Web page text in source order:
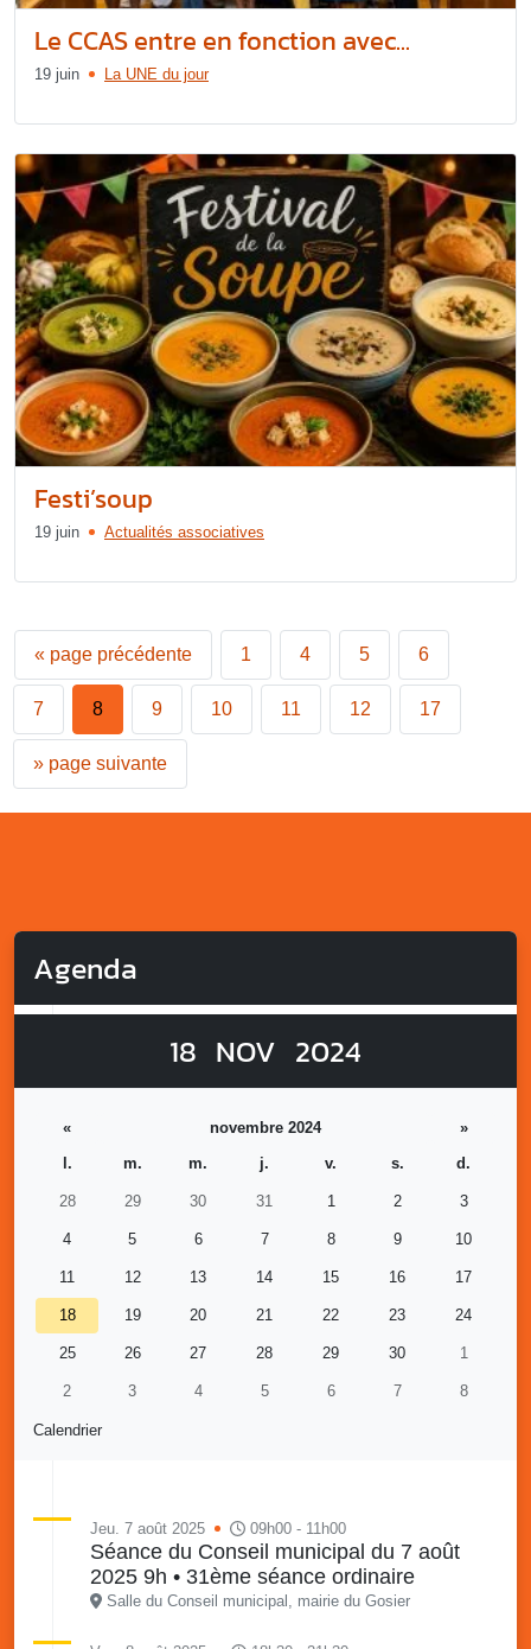
Le CCAS entre en fonction avec...
19 juin La UNE du jour
Festi’soup
19 juin Actualités associatives
« page précédente 1 4 5 6
7 8 9 10 11 12 17
» page suivante
Agenda
18 NOV 2024
Calendrier
« novembre 2024
»
l.
m. m. j. v. s. d.
28 29 30 31 1 2 3
4 5 6 7 8 9 10
11 12 13 14 15 16 17
18 19 20 21 22 23 24
25 26 27 28 29 30 1
2 3 4 5 6 7 8
Jeu. 7 août 2025 09h00 - 11h00
Séance du Conseil municipal du 7 août
2025 9h • 31ème séance ordinaire
Salle du Conseil municipal, mairie du Gosier